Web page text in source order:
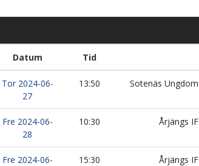
Datum Tid
Tor 2024-06-
27
13:50 Sotenäs Ungdom
Fre 2024-06-
28
10:30 Årjängs IF
Fre 2024-06-
15:30 Årjängs IF